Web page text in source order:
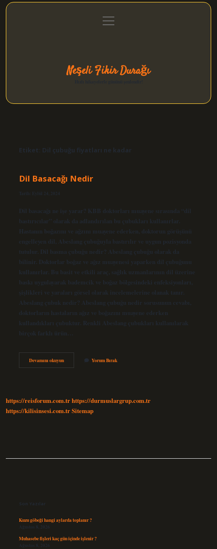
Gizlilik Politikası
menüyü
aç
Neşeli Fikir Durağı
Etiket: Dil çubuğu fiyatları ne kadar
Dil Basacağı Nedir
Tarih: Eylül 24, 2024
Dil basacağı ne işe yarar? KBB doktorları muayene sırasında “dil
bastırıcılar” olarak da adlandırılan bu çubukları kullanırlar.
Hastanın boğazını ve ağzını muayene ederken, doktorun görüşünü
engelleyen dil, Abeslang çubuğuyla bastırılır ve uygun pozisyonda
tutulur. Dil basma çubuğu nedir? Abeslang çubuğu olarak da
bilinir. Doktorlar boğaz ve ağız muayenesi yaparken dil çubuğunu
kullanırlar. Bu basit ve etkili araç, sağlık uzmanlarının dil üzerine
baskı uygulayarak bademcik ve boğaz bölgesindeki enfeksiyonları,
şişlikleri ve yaraları görsel olarak incelemelerine olanak tanır.
Abeslang çubuk nedir? Abeslang çubuğu nedir sorusunun cevabı,
doktorların hastaların ağız ve boğazını muayene ederken
kullandıkları çubuktur. Renkli Abeslang çubukları kullanılarak
birçok farklı ürün…
Devamını okuyunDil
Basacağı
Yorum Bırak
https://reisforum.com.trhttps://durmuslargrup.com.tr
https://kilisinsesi.com.trSitemap
Son Yazılar
Kuzu göbeği hangi aylarda toplanır ?
Ağustos 8, 2026
Muhasebe fişleri kaç gün içinde işlenir ?
Ağustos 8, 2026